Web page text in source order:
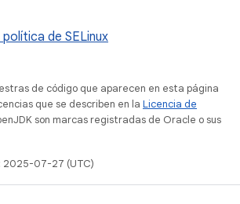
de SELinux
de código que aparecen en esta página
que se describen en la Licencia de
son marcas registradas de Oracle o sus
2025-07-27 (UTC)